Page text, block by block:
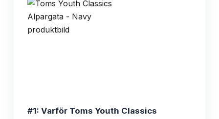
#1: Varför Toms Youth Classics